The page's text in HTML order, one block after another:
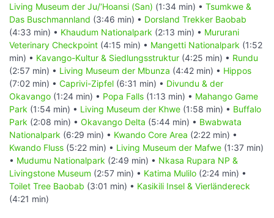
Living Museum der Ju/‘Hoansi (San) (1:34 min) • Tsumkwe &
Das Buschmannland (3:46 min) • Dorsland Trekker Baobab
(4:33 min) • Khaudum Nationalpark (2:13 min) • Mururani
Veterinary Checkpoint (4:15 min) • Mangetti Nationalpark (1:52
min) • Kavango-Kultur & Siedlungsstruktur (4:25 min) • Rundu
(2:57 min) • Living Museum der Mbunza (4:42 min) • Hippos
(7:02 min) • Caprivi-Zipfel (6:31 min) • Divundu & der
Okavango (1:24 min) • Popa Falls (1:13 min) • Mahango Game
Park (1:54 min) • Living Museum der Khwe (1:58 min) • Buffalo
Park (2:08 min) • Okavango Delta (5:44 min) • Bwabwata
Nationalpark (6:29 min) • Kwando Core Area (2:22 min) •
Kwando Fluss (5:22 min) • Living Museum der Mafwe (1:37 min)
• Mudumu Nationalpark (2:49 min) • Nkasa Rupara NP &
Livingstone Museum (2:57 min) • Katima Mulilo (2:24 min) •
Toilet Tree Baobab (3:01 min) • Kasikili Insel & Vierländereck
(4:21 min)